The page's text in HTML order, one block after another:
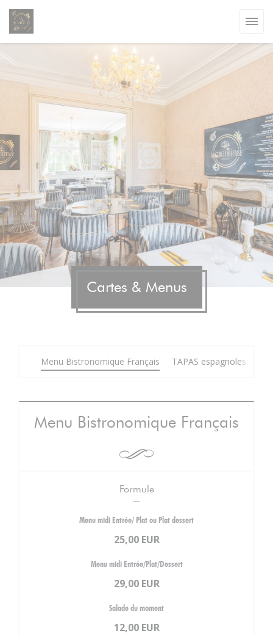
Cartes & Menus
Menu Bistronomique Français TAPAS espagnoles
Menu Bistronomique Français
Formule
Menu midi Entrée/ Plat ou Plat dessert
25,00 EUR
Menu midi Entrée/Plat/Dessert
29,00 EUR
Salade du moment
12,00 EUR